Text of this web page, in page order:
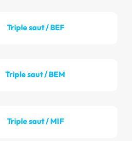
Triple saut / BEF
Triple saut / BEM
Triple saut / MIF